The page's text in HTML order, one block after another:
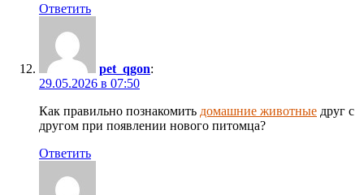
Ответить
pet_qgon:
29.05.2026 в 07:50
Как правильно познакомить домашние животные друг с
другом при появлении нового питомца?
Ответить